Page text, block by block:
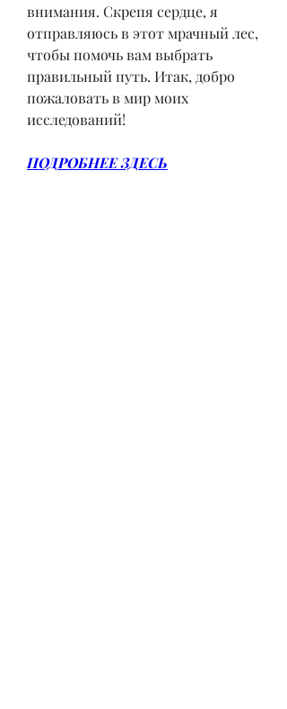
внимания. Скрепя сердце, я
отправляюсь в этот мрачный лес,
чтобы помочь вам выбрать
правильный путь. Итак, добро
пожаловать в мир моих
исследований!
ПОДРОБНЕЕ ЗДЕСЬ